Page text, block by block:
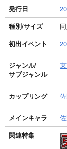
発行日
種別/サイズ
初出イベント
ジャンル/
サブジャンル
カップリング
メインキャラ
関連特集